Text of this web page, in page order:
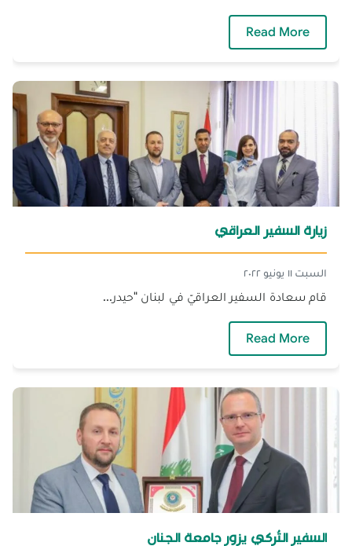
Read More
زيارة السفير العراقي
السبت ١١ يونيو ٢٠٢٢
قام سعادة السفير العراقيّ في لبنان "حيدر...
Read More
السفير التُركي يزور جامعة الجنان‎